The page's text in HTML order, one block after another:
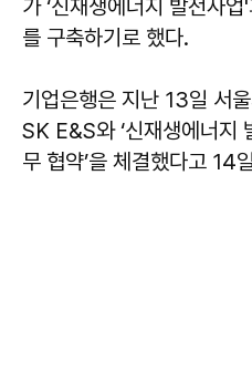
가 ‘신재생에너지 발전사
를 구축하기로 했다.
기업은행은 지난 13일 서
SK E&S와 ‘신재생에너지
무 협약’을 체결했다고 14